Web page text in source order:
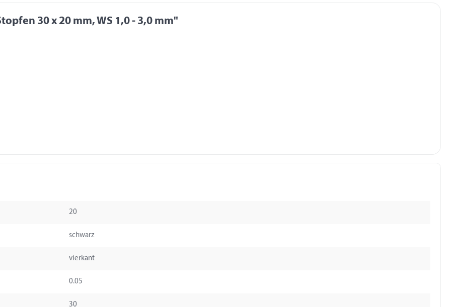
30 x 20 mm, WS 1,0 - 3,0 mm"
20
schwarz
vierkant
0.05
30